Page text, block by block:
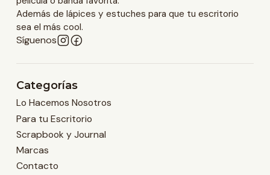
Además de lápices y estuches para que tu escritorio
sea el más cool.
Síguenos
Categorías
Lo Hacemos Nosotros
Para tu Escritorio
Scrapbook y Journal
Marcas
Contacto